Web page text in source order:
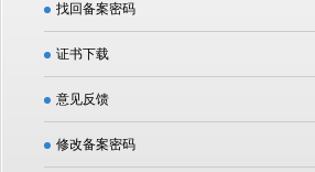
找回备案密码
证书下载
意见反馈
修改备案密码